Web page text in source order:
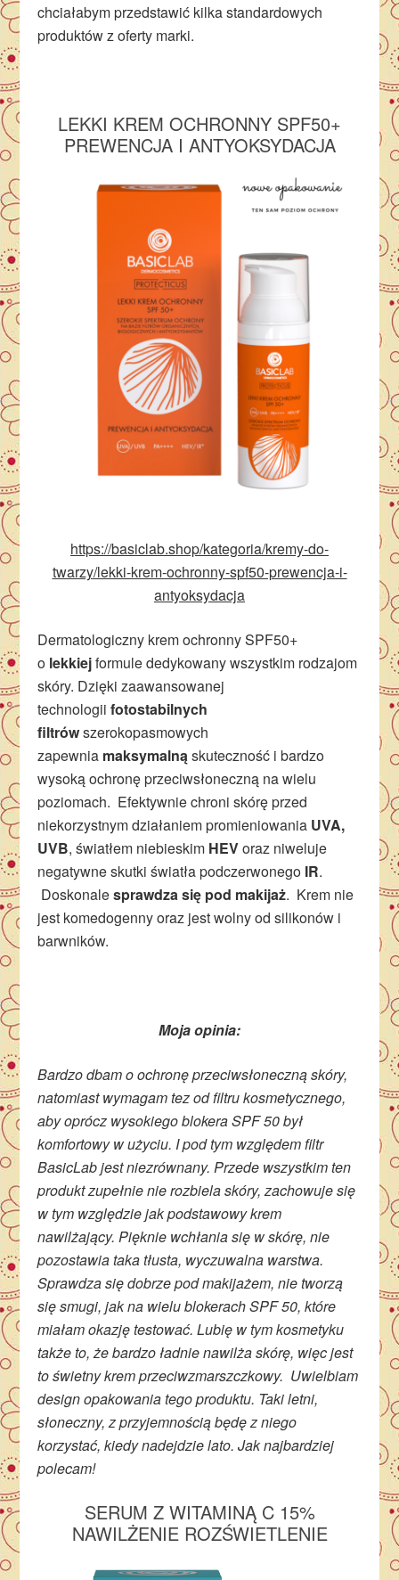
chciałabym przedstawić kilka standardowych
produktów z oferty marki.
LEKKI KREM OCHRONNY SPF50+
PREWENCJA I ANTYOKSYDACJA
https://basiclab.shop/kategoria/kremy-do-
twarzy/lekki-krem-ochronny-spf50-prewencja-i-
antyoksydacja
Dermatologiczny krem ochronny SPF50+
o lekkiejformule dedykowany wszystkim rodzajom
skóry. Dzięki zaawansowanej
technologiifotostabilnych
filtrówszerokopasmowych
zapewnia maksymalnąskuteczność i bardzo
wysoką ochronę przeciwsłoneczną na wielu
poziomach. Efektywnie chroni skórę przed
niekorzystnym działaniem promieniowania UVA,
UVB, światłem niebieskim HEVoraz niweluje
negatywne skutki światła podczerwonego IR.
Doskonalesprawdza się pod makijaż. Krem nie
jest komedogenny oraz jest wolny od silikonów i
barwników.
Moja opinia:
Bardzo dbam o ochronę przeciwsłoneczną skóry,
natomiast wymagam tez od filtru kosmetycznego,
aby oprócz wysokiego blokera SPF 50 był
komfortowy w użyciu. I pod tym względem filtr
BasicLab jest niezrównany. Przede wszystkim ten
produkt zupełnie nie rozbiela skóry, zachowuje się
w tym względzie jak podstawowy krem
nawilżający. Pięknie wchłania się w skórę, nie
pozostawia taka tłusta, wyczuwalna warstwa.
Sprawdza się dobrze pod makijażem, nie tworzą
się smugi, jak na wielu blokerach SPF 50, które
miałam okazję testować. Lubię w tym kosmetyku
także to, że bardzo ładnie nawilża skórę, więc jest
to świetny krem przeciwzmarszczkowy. Uwielbiam
design opakowania tego produktu. Taki letni,
słoneczny, z przyjemnością będę z niego
korzystać, kiedy nadejdzie lato. Jak najbardziej
polecam!
SERUM Z WITAMINĄ C 15%
NAWILŻENIE ROZŚWIETLENIE